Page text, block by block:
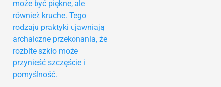
może być piękne, ale
również kruche. Tego
rodzaju praktyki ujawniają
archaiczne przekonania, że
rozbite szkło może
przynieść szczęście i
pomyślność.